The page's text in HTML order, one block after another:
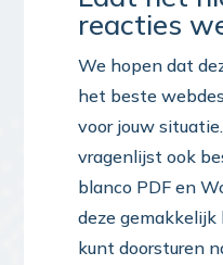
reacties
We hopen dat
het beste
voor jouw
vragenlijst ook
blanco PDF en
deze
kunt doorsturen